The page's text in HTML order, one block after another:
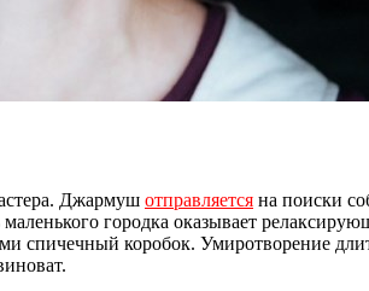
Джармуш отправляется на поиски
городка оказывает
коробок. Умиротворение